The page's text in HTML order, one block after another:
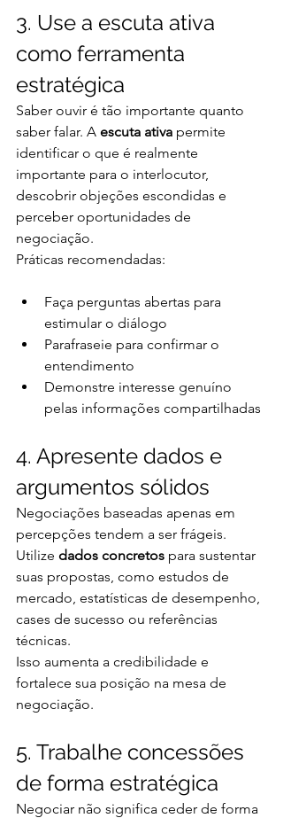
3. Use a escuta ativa
como ferramenta
estratégica
Saber ouvir é tão importante quanto
saber falar. A escuta ativa permite
identificar o que é realmente
importante para o interlocutor,
descobrir objeções escondidas e
perceber oportunidades de
negociação.
Práticas recomendadas:
Faça perguntas abertas para
estimular o diálogo
Parafraseie para confirmar o
entendimento
Demonstre interesse genuíno
pelas informações compartilhadas
4. Apresente dados e
argumentos sólidos
Negociações baseadas apenas em
percepções tendem a ser frágeis.
Utilize dados concretos para sustentar
suas propostas, como estudos de
mercado, estatísticas de desempenho,
cases de sucesso ou referências
técnicas.
Isso aumenta a credibilidade e
fortalece sua posição na mesa de
negociação.
5. Trabalhe concessões
de forma estratégica
Negociar não significa ceder de forma